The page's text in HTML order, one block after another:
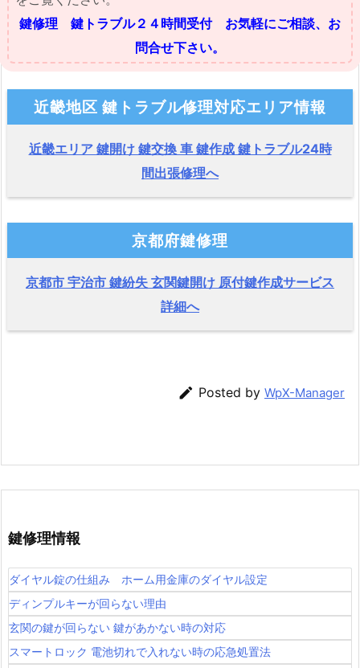
鍵修理 鍵トラブル２４時間受付 お気軽にご相談、お
問合せ下さい。
近畿地区 鍵トラブル修理対応エリア情報
近畿エリア 鍵開け 鍵交換 車 鍵作成 鍵トラブル24時
間出張修理へ
京都府鍵修理
京都市 宇治市 鍵紛失 玄関鍵開け 原付鍵作成サービス
詳細へ
 Posted by WpX-Manager
鍵修理情報
ダイヤル錠の仕組み ホーム用金庫のダイヤル設定
ディンプルキーが回らない理由
玄関の鍵が回らない 鍵があかない時の対応
スマートロック 電池切れで入れない時の応急処置法